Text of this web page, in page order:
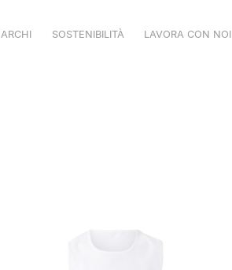
SOSTENIBILITÀ LAVORA CON NOI